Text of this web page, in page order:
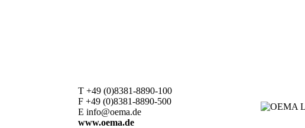
T +49 (0)8381-8890-100
F +49 (0)8381-8890-500
E info@oema.de
www.oema.de